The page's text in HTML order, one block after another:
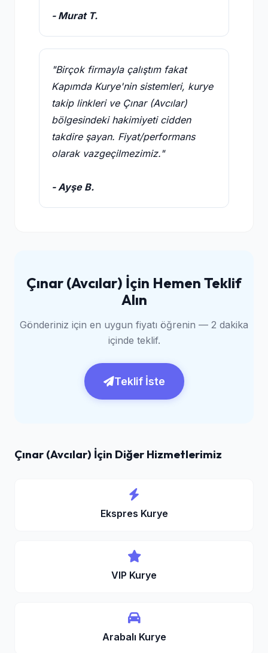
- Murat T.
"Birçok firmayla çalıştım fakat
Kapımda Kurye'nin sistemleri, kurye
takip linkleri ve Çınar (Avcılar)
bölgesindeki hakimiyeti cidden
takdire şayan. Fiyat/performans
olarak vazgeçilmezimiz."
- Ayşe B.
Çınar (Avcılar) İçin Hemen Teklif
Alın
Gönderiniz için en uygun fiyatı öğrenin — 2 dakika
içinde teklif.
Teklif İste
Çınar (Avcılar) İçin Diğer Hizmetlerimiz
Ekspres Kurye
VIP Kurye
Arabalı Kurye